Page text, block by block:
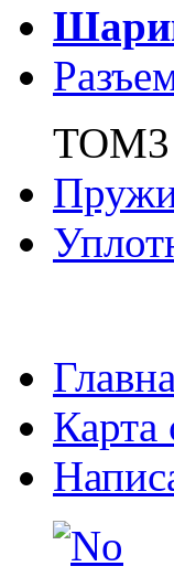
ТОМ3
Карта